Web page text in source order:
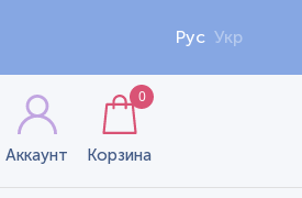
Рус Укр
Аккаунт Корзина
0